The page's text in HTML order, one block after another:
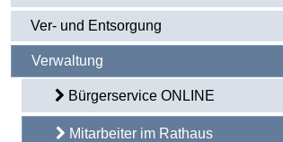
Ver- und Entsorgung
Verwaltung
Bürgerservice ONLINE
Mitarbeiter im Rathaus